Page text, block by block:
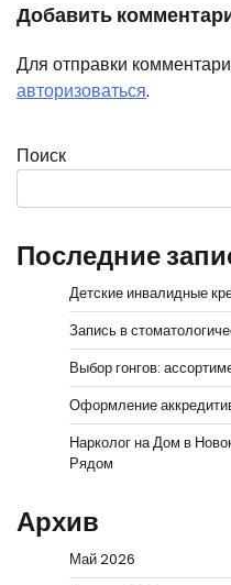
Добавить
Для отправки
авторизоваться.
Поиск
Последние
Детские инвалидные
Запись в
Выбор гонгов:
Оформление
Нарколог на Дом в
Рядом
Архив
Май 2026